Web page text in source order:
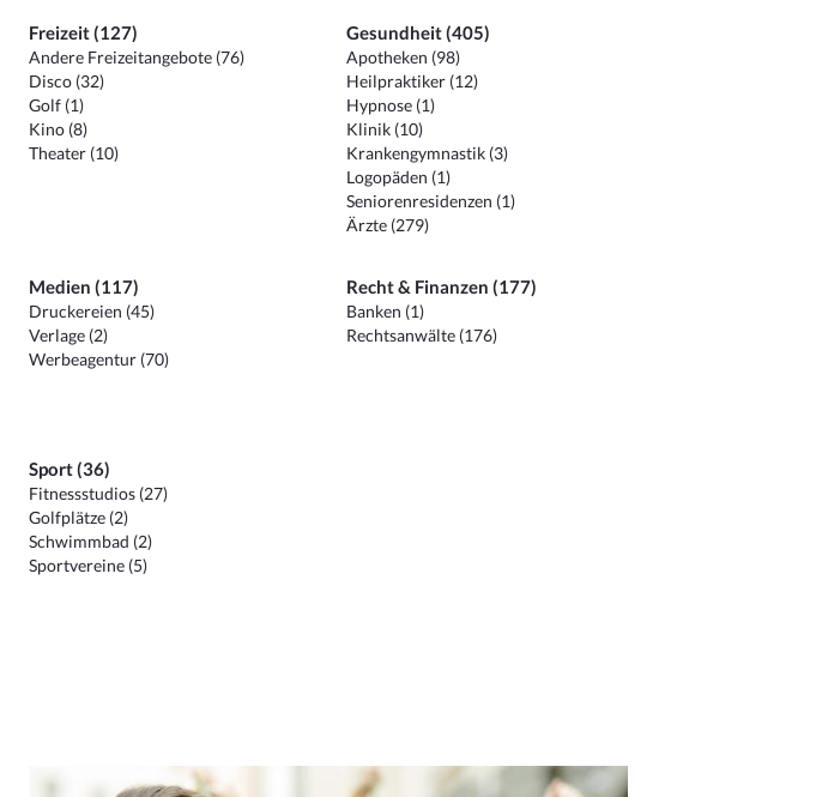
Freizeit (127)
Andere Freizeitangebote (76)
Disco (32)
Golf (1)
Kino (8)
Theater (10)
Gesundheit (405)
Apotheken (98)
Heilpraktiker (12)
Hypnose (1)
Klinik (10)
Krankengymnastik (3)
Logopäden (1)
Seniorenresidenzen (1)
Ärzte (279)
Medien (117)
Druckereien (45)
Verlage (2)
Werbeagentur (70)
Recht & Finanzen (177)
Banken (1)
Rechtsanwälte (176)
Sport (36)
Fitnessstudios (27)
Golfplätze (2)
Schwimmbad (2)
Sportvereine (5)